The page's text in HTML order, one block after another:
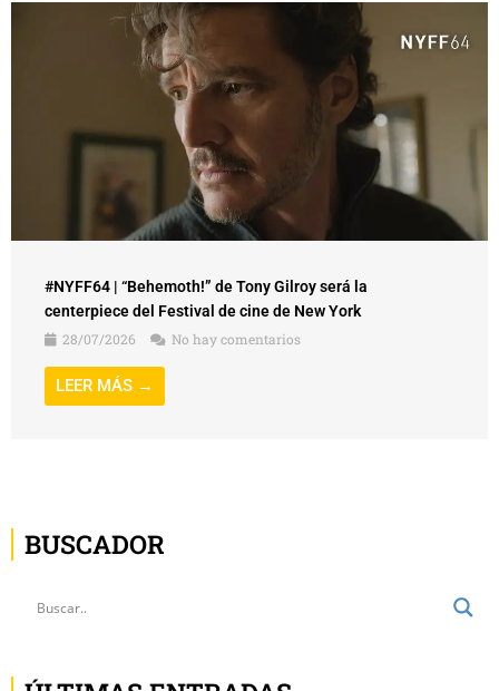
#NYFF64 | “Behemoth!” de Tony Gilroy será la
centerpiece del Festival de cine de New York
28/07/2026
No hay comentarios
LEER MÁS →
BUSCADOR